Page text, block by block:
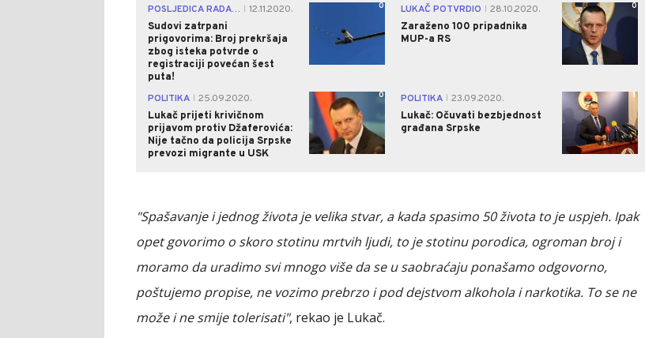
POSLJEDICA RADA NOVIH KAMERA
12.11.2020.
Sudovi zatrpani
prigovorima: Broj prekršaja
zbog isteka potvrde o
registraciji povećan šest
puta!
0 LUKAČ POTVRDIO
28.10.2020.
Zaraženo 100 pripadnika
MUP-a RS
0
POLITIKA
25.09.2020.
Lukač prijeti krivičnom
prijavom protiv Džaferovića:
Nije tačno da policija Srpske
prevozi migrante u USK
0 POLITIKA
23.09.2020.
Lukač: Očuvati bezbjednost
građana Srpske
1
"Spašavanje i jednog života je velika stvar, a kada spasimo 50 života to je uspjeh. Ipak
opet govorimo o skoro stotinu mrtvih ljudi, to je stotinu porodica, ogroman broj i
moramo da uradimo svi mnogo više da se u saobraćaju ponašamo odgovorno,
poštujemo propise, ne vozimo prebrzo i pod dejstvom alkohola i narkotika. To se ne
može i ne smije tolerisati", rekao je Lukač.